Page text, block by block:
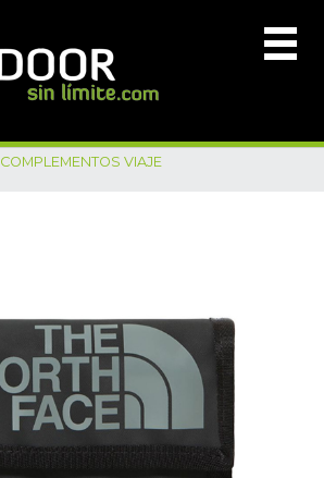
COMPLEMENTOS VIAJE